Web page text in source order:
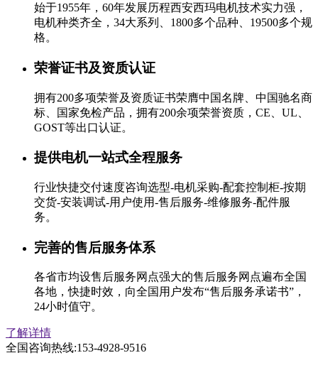
始于1955年，60年发展历程西安西玛电机技术实力强，
电机种类齐全，34大系列、1800多个品种、19500多个规
格。
荣誉证书及资质认证
拥有200多项荣誉及资质证书荣膺中国名牌、中国驰名商
标、国家免检产品，拥有200余项荣誉资质，CE、UL、
GOST等出口认证。
提供电机一站式全程服务
行业快捷交付速度咨询选型-电机采购-配套控制柜-按期
交货-安装调试-用户使用-售后服务-维修服务-配件服
务。
完善的售后服务体系
各省市均设售后服务网点强大的售后服务网点遍布全国
各地，快捷时效，向全国用户发布“售后服务承诺书”，
24小时值守。
了解详情
全国咨询热线:153-4928-9516